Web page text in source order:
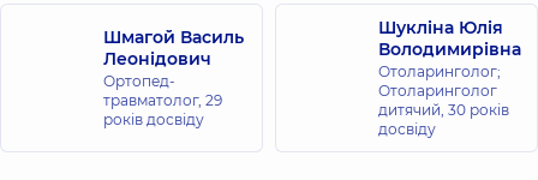
Шмагой Василь
Леонідович
Ортопед-
травматолог, 29
років досвіду
Шукліна Юлія
Володимирівна
Отоларинголог;
Отоларинголог
дитячий, 30 років
досвіду